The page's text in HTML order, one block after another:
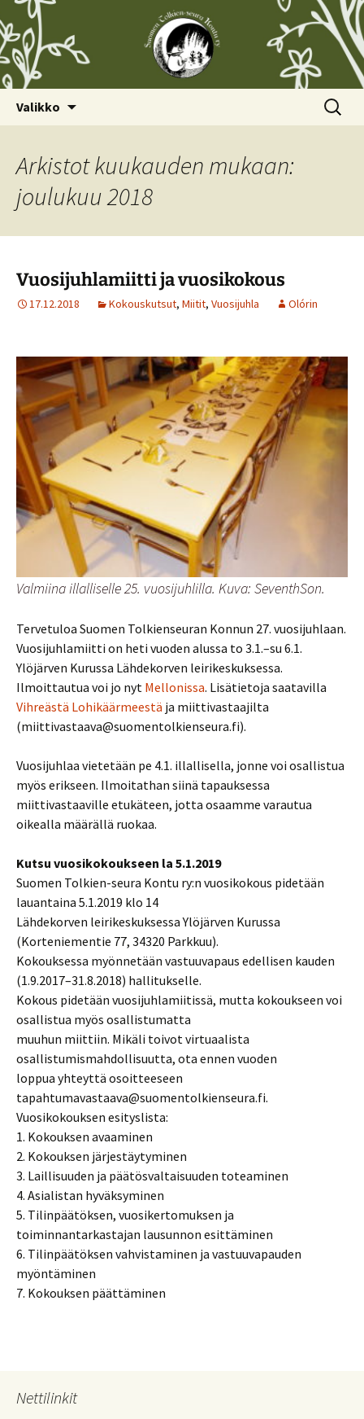
Valikko Haku:
Arkistot kuukauden mukaan:
joulukuu 2018
Vuosijuhlamiitti ja vuosikokous
17.12.2018 Kokouskutsut, Miitit, Vuosijuhla Olórin
Valmiina illalliselle 25. vuosijuhlilla. Kuva: SeventhSon.
Tervetuloa Suomen Tolkienseuran Konnun 27. vuosijuhlaan.
Vuosijuhlamiitti on heti vuoden alussa to 3.1.–su 6.1.
Ylöjärven Kurussa Lähdekorven leirikeskuksessa.
Ilmoittautua voi jo nyt Mellonissa. Lisätietoja saatavilla
Vihreästä Lohikäärmeestä ja miittivastaajilta
(miittivastaava@suomentolkienseura.fi).
Vuosijuhlaa vietetään pe 4.1. illallisella, jonne voi osallistua
myös erikseen. Ilmoitathan siinä tapauksessa
miittivastaaville etukäteen, jotta osaamme varautua
oikealla määrällä ruokaa.
Kutsu vuosikokoukseen la 5.1.2019
Suomen Tolkien-seura Kontu ry:n vuosikokous pidetään
lauantaina 5.1.2019 klo 14
Lähdekorven leirikeskuksessa Ylöjärven Kurussa
(Korteniementie 77, 34320 Parkkuu).
Kokouksessa myönnetään vastuuvapaus edellisen kauden
(1.9.2017–31.8.2018) hallitukselle.
Kokous pidetään vuosijuhlamiitissä, mutta kokoukseen voi
osallistua myös osallistumatta
muuhun miittiin. Mikäli toivot virtuaalista
osallistumismahdollisuutta, ota ennen vuoden
loppua yhteyttä osoitteeseen
tapahtumavastaava@suomentolkienseura.fi.
Vuosikokouksen esityslista:
1. Kokouksen avaaminen
2. Kokouksen järjestäytyminen
3. Laillisuuden ja päätösvaltaisuuden toteaminen
4. Asialistan hyväksyminen
5. Tilinpäätöksen, vuosikertomuksen ja
toiminnantarkastajan lausunnon esittäminen
6. Tilinpäätöksen vahvistaminen ja vastuuvapauden
myöntäminen
7. Kokouksen päättäminen
Nettilinkit